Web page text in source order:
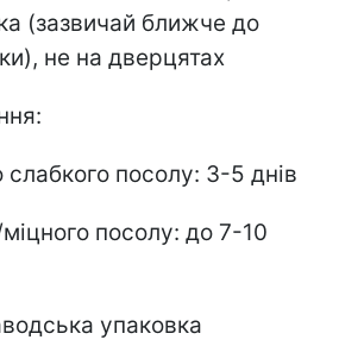
(зазвичай ближче до
не на дверцятах
посолу: 3-5 днів
посолу: до 7-10
упаковка